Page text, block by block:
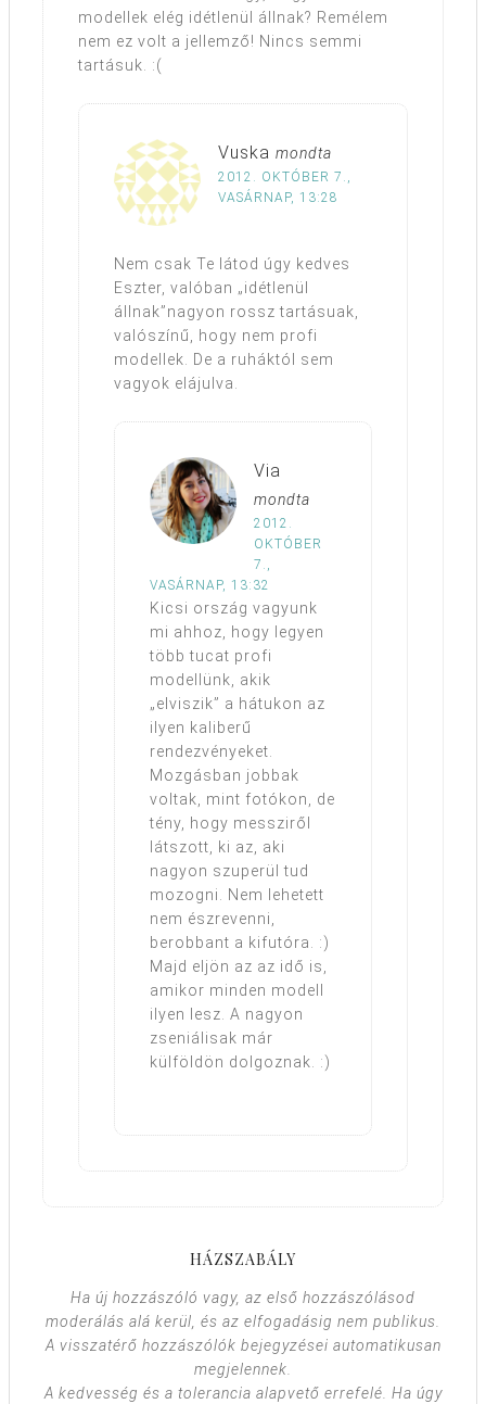
modellek elég idétlenül állnak? Remélem
nem ez volt a jellemző! Nincs semmi
tartásuk. :(
Vuska mondta
2012. OKTÓBER 7.,
VASÁRNAP, 13:28
Nem csak Te látod úgy kedves
Eszter, valóban „idétlenül
állnak”nagyon rossz tartásuak,
valószínű, hogy nem profi
modellek. De a ruháktól sem
vagyok elájulva.
Via
mondta
2012.
OKTÓBER
7.,
VASÁRNAP, 13:32
Kicsi ország vagyunk
mi ahhoz, hogy legyen
több tucat profi
modellünk, akik
„elviszik” a hátukon az
ilyen kaliberű
rendezvényeket.
Mozgásban jobbak
voltak, mint fotókon, de
tény, hogy messziről
látszott, ki az, aki
nagyon szuperül tud
mozogni. Nem lehetett
nem észrevenni,
berobbant a kifutóra. :)
Majd eljön az az idő is,
amikor minden modell
ilyen lesz. A nagyon
zseniálisak már
külföldön dolgoznak. :)
HÁZSZABÁLY
Ha új hozzászóló vagy, az első hozzászólásod
moderálás alá kerül, és az elfogadásig nem publikus.
A visszatérő hozzászólók bejegyzései automatikusan
megjelennek.
A kedvesség és a tolerancia alapvető errefelé. Ha úgy